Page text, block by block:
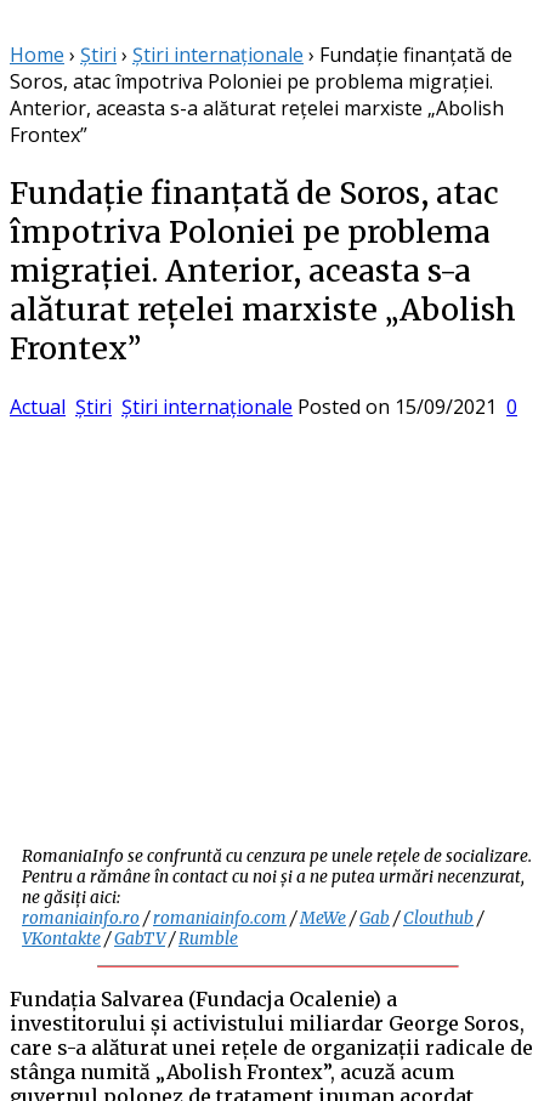
Home › Știri › Știri internaționale › Fundație finanțată de
Soros, atac împotriva Poloniei pe problema migrației.
Anterior, aceasta s-a alăturat rețelei marxiste „Abolish
Frontex”
Fundație finanțată de Soros, atac
împotriva Poloniei pe problema
migrației. Anterior, aceasta s-a
alăturat rețelei marxiste „Abolish
Frontex”
Actual Știri Știri internaționale Posted on 15/09/2021 0
RomaniaInfo se confruntă cu cenzura pe unele rețele de socializare.
Pentru a rămâne în contact cu noi și a ne putea urmări necenzurat,
ne găsiți aici:
romaniainfo.ro/romaniainfo.com /MeWe/Gab /Clouthub /
VKontakte/GabTV/Rumble
Fundația Salvarea (Fundacja Ocalenie) a
investitorului și activistului miliardar George Soros,
care s-a alăturat unei rețele de organizații radicale de
stânga numită „Abolish Frontex”, acuză acum